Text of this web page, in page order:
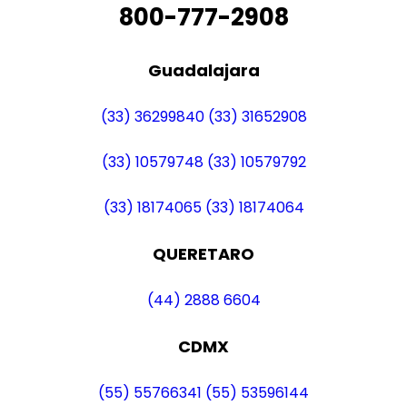
800-777-2908
Guadalajara
(33) 36299840 (33) 31652908
(33) 10579748 (33) 10579792
(33) 18174065 (33) 18174064
QUERETARO
(44) 2888 6604
CDMX
(55) 55766341 (55) 53596144